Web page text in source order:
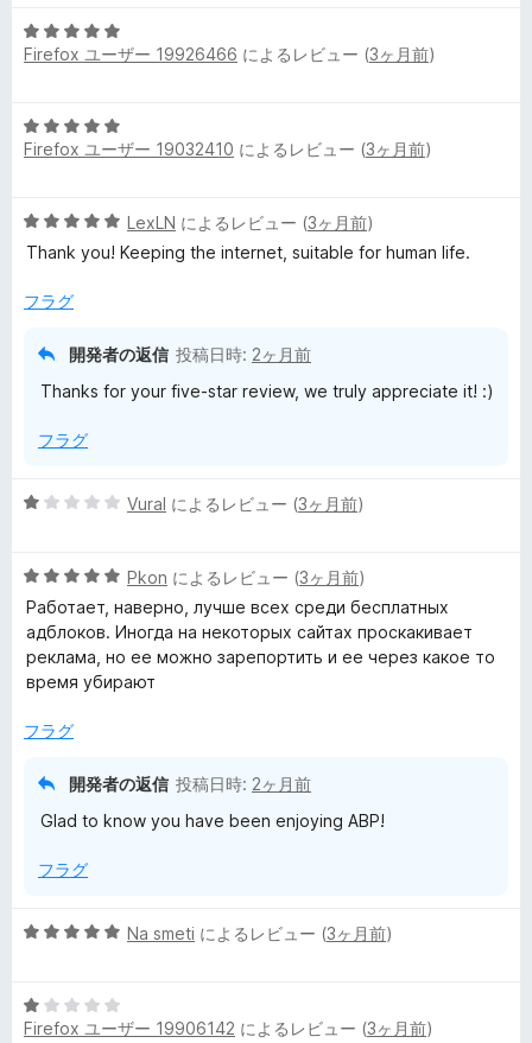
中
1
価
5
段
5
の
Firefox ユーザー 19926466 によるレビュー (3ヶ月前)
5
段
5
の
価
Firefox ユーザー 19032410 によるレビュー (3ヶ月前)
5
段
中
LexLN によるレビュー (3ヶ月前)
Thank you! Keeping the internet, suitable for human life.
フラグ
開発者の返信 投稿日時: 2ヶ月前
Thanks for your five-star review, we truly appreciate it! :)
フラグ
5
中
1
の
評
価
Vural によるレビュー (3ヶ月前)
5
段
階
中
5
評
Pkon によるレビュー (3ヶ月前)
Работает, наверно, лучше всех среди бесплатных
адблоков. Иногда на некоторых сайтах проскакивает
реклама, но ее можно зарепортить и ее через какое то
время убирают
フラグ
開発者の返信 投稿日時: 2ヶ月前
Glad to know you have been enjoying ABP!
フラグ
5
中
5
Na smeti によるレビュー (3ヶ月前)
5
段
Firefox ユーザー 19906142 によるレビュー (3ヶ月前)